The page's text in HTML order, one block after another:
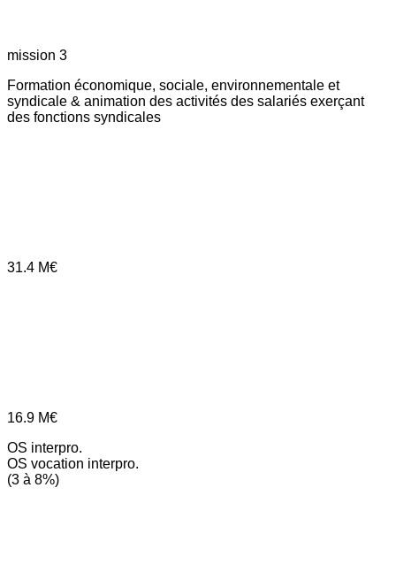
mission 3
Formation économique, sociale, environnementale et
syndicale & animation des activités des salariés exerçant
des fonctions syndicales
31.4 M€
16.9 M€
OS interpro.
OS vocation interpro.
(3 à 8%)